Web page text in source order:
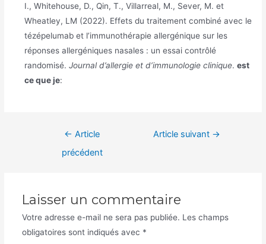
I., Whitehouse, D., Qin, T., Villarreal, M., Sever, M. et
Wheatley, LM (2022). Effets du traitement combiné avec le
tézépelumab et l’immunothérapie allergénique sur les
réponses allergéniques nasales : un essai contrôlé
randomisé.Journal d’allergie et d’immunologie clinique.est
ce que je:
Navigation← Article
précédent
Article suivant →
Laisser un commentaire
Votre adresse e-mail ne sera pas publiée. Les champs
obligatoires sont indiqués avec *